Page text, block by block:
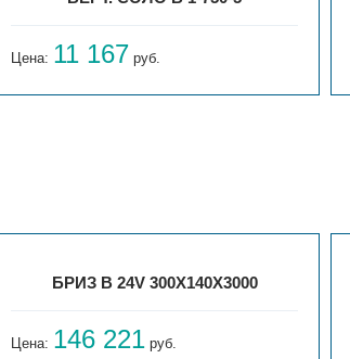
Цена: 11 167 руб.
БРИЗ В 24V 300X140X3000
Цена: 146 221 руб.